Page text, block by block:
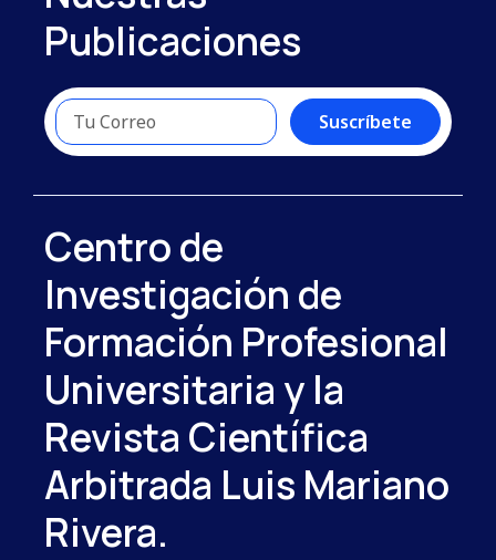
Publicaciones
Suscríbete
Centro de
Investigación de
Formación Profesional
Universitaria y la
Revista Científica
Arbitrada Luis Mariano
Rivera.